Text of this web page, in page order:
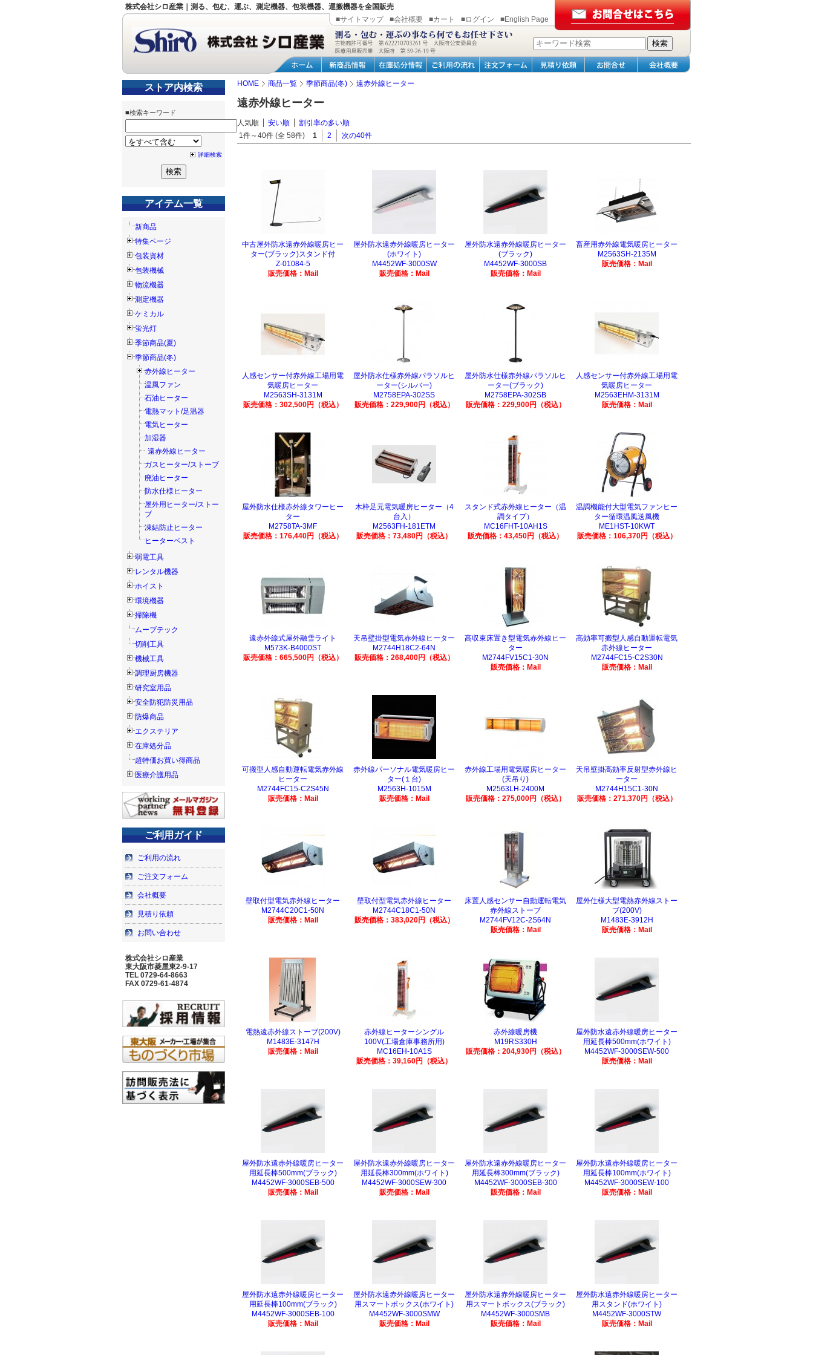
株式会社シロ産業｜測る、包む、運ぶ、測定機器、包装機器、運搬機器を全国販売
■サイトマップ
■会社概要 ■カート ■ログイン ■English Page
ストア内検索
■検索キーワード
詳細検索
アイテム一覧
新商品
特集ページ
包装資材
包装機械
物流機器
測定機器
ケミカル
蛍光灯
季節商品(夏)
季節商品(冬)
赤外線ヒーター
温風ファン
石油ヒーター
電熱マット/足温器
電気ヒーター
加湿器
遠赤外線ヒーター
ガスヒーター/ストーブ
廃油ヒーター
防水仕様ヒーター
屋外用ヒーター/ストー
ブ
凍結防止ヒーター
ヒーターベスト
弱電工具
レンタル機器
ホイスト
環境機器
掃除機
ムーブテック
切削工具
機械工具
調理厨房機器
研究室用品
安全防犯防災用品
防爆商品
エクステリア
在庫処分品
超特価お買い得商品
医療介護用品
ご利用ガイド
ご利用の流れ
ご注文フォーム
会社概要
見積り依頼
お問い合わせ
株式会社シロ産業
東大阪市菱屋東2-9-17
TEL 0729-64-8663
FAX 0729-61-4874
HOME 商品一覧 季節商品(冬) 遠赤外線ヒーター
遠赤外線ヒーター
人気順 安い順
割引率の多い順
1件～40件 (全 58件)
1 2 次の40件
中古屋外防水遠赤外線暖房ヒー
ター(ブラック)スタンド付
Z-01084-5
販売価格：Mail
屋外防水遠赤外線暖房ヒーター
(ホワイト)
M4452WF-3000SW
販売価格：Mail
屋外防水遠赤外線暖房ヒーター
(ブラック)
M4452WF-3000SB
販売価格：Mail
畜産用赤外線電気暖房ヒーター
M2563SH-2135M
販売価格：Mail
人感センサー付赤外線工場用電
気暖房ヒーター
M2563SH-3131M
販売価格：302,500円（税込）
屋外防水仕様赤外線パラソルヒ
ーター(シルバー)
M2758EPA-302SS
販売価格：229,900円（税込）
屋外防水仕様赤外線パラソルヒ
ーター(ブラック)
M2758EPA-302SB
販売価格：229,900円（税込）
人感センサー付赤外線工場用電
気暖房ヒーター
M2563EHM-3131M
販売価格：Mail
屋外防水仕様赤外線タワーヒー
ター
M2758TA-3MF
販売価格：176,440円（税込）
木枠足元電気暖房ヒーター（4
台入）
M2563FH-181ETM
販売価格：73,480円（税込）
スタンド式赤外線ヒーター（温
調タイプ）
MC16FHT-10AH1S
販売価格：43,450円（税込）
温調機能付大型電気ファンヒー
ター循環温風送風機
ME1HST-10KWT
販売価格：106,370円（税込）
遠赤外線式屋外融雪ライト
M573K-B4000ST
販売価格：665,500円（税込）
天吊壁掛型電気赤外線ヒーター
M2744H18C2-64N
販売価格：268,400円（税込）
高収束床置き型電気赤外線ヒー
ター
M2744FV15C1-30N
販売価格：Mail
高効率可搬型人感自動運転電気
赤外線ヒーター
M2744FC15-C2S30N
販売価格：Mail
可搬型人感自動運転電気赤外線
ヒーター
M2744FC15-C2S45N
販売価格：Mail
赤外線パーソナル電気暖房ヒー
ター(１台)
M2563H-1015M
販売価格：Mail
赤外線工場用電気暖房ヒーター
(天吊り)
M2563LH-2400M
販売価格：275,000円（税込）
天吊壁掛高効率反射型赤外線ヒ
ーター
M2744H15C1-30N
販売価格：271,370円（税込）
壁取付型電気赤外線ヒーター
M2744C20C1-50N
販売価格：Mail
壁取付型電気赤外線ヒーター
M2744C18C1-50N
販売価格：383,020円（税込）
床置人感センサー自動運転電気
赤外線ストーブ
M2744FV12C-2S64N
販売価格：Mail
屋外仕様大型電熱赤外線ストー
ブ(200V)
M1483E-3912H
販売価格：Mail
電熱遠赤外線ストーブ(200V)
M1483E-3147H
販売価格：Mail
赤外線ヒーターシングル
100V(工場倉庫事務所用)
MC16EH-10A1S
販売価格：39,160円（税込）
赤外線暖房機
M19RS330H
販売価格：204,930円（税込）
屋外防水遠赤外線暖房ヒーター
用延長棒500mm(ホワイト)
M4452WF-3000SEW-500
販売価格：Mail
屋外防水遠赤外線暖房ヒーター
用延長棒500mm(ブラック)
M4452WF-3000SEB-500
販売価格：Mail
屋外防水遠赤外線暖房ヒーター
用延長棒300mm(ホワイト)
M4452WF-3000SEW-300
販売価格：Mail
屋外防水遠赤外線暖房ヒーター
用延長棒300mm(ブラック)
M4452WF-3000SEB-300
販売価格：Mail
屋外防水遠赤外線暖房ヒーター
用延長棒100mm(ホワイト)
M4452WF-3000SEW-100
販売価格：Mail
屋外防水遠赤外線暖房ヒーター
用延長棒100mm(ブラック)
M4452WF-3000SEB-100
販売価格：Mail
屋外防水遠赤外線暖房ヒーター
用スマートボックス(ホワイト)
M4452WF-3000SMW
販売価格：Mail
屋外防水遠赤外線暖房ヒーター
用スマートボックス(ブラック)
M4452WF-3000SMB
販売価格：Mail
屋外防水遠赤外線暖房ヒーター
用スタンド(ホワイト)
M4452WF-3000STW
販売価格：Mail